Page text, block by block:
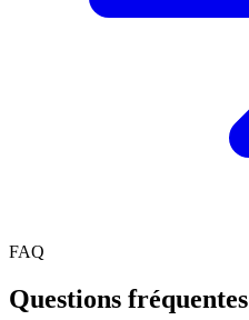
FAQ
Questions fréquentes